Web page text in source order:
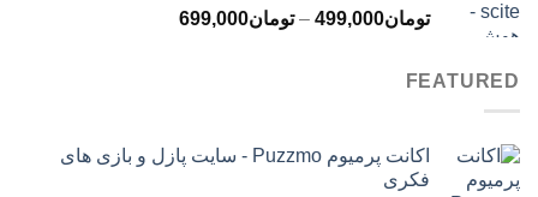
تومان499,000
تومان499,000
– تومان699,000محدوده
FEATURED
اکانت پرمیوم Puzzmo - سایت پازل و بازی های
فکری